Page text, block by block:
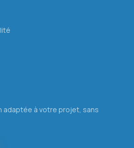
adaptée à votre projet, sans